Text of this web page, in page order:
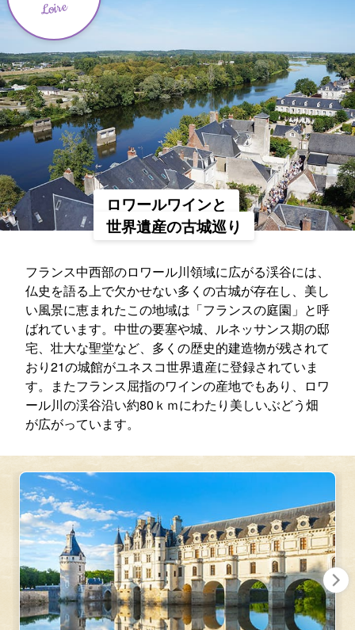
Loire
ロワールワインと
世界遺産の古城巡り
フランス中西部のロワール川領域に広がる渓谷には、
仏史を語る上で欠かせない多くの古城が存在し、美し
い風景に恵まれたこの地域は「フランスの庭園」と呼
ばれています。中世の要塞や城、ルネッサンス期の邸
宅、壮大な聖堂など、多くの歴史的建造物が残されて
おり21の城館がユネスコ世界遺産に登録されていま
す。またフランス屈指のワインの産地でもあり、ロワ
ール川の渓谷沿い約80ｋｍにわたり美しいぶどう畑
が広がっています。